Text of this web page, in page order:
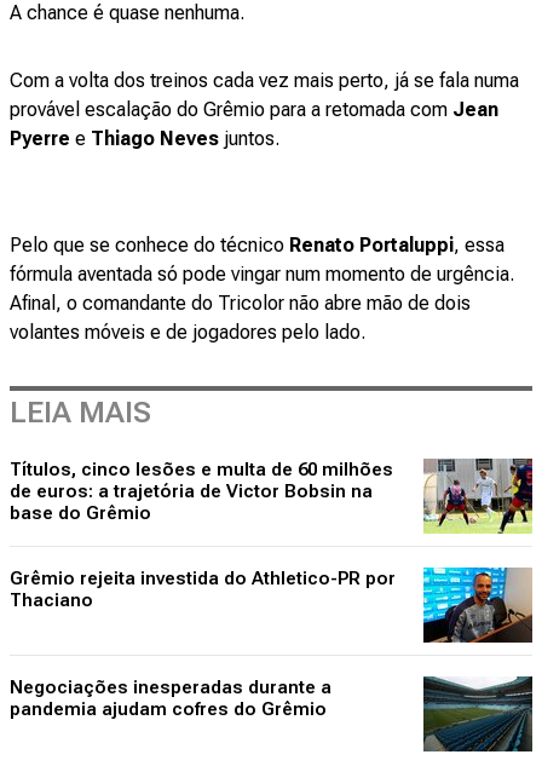
A chance é quase nenhuma.
Com a volta dos treinos cada vez mais perto, já se fala numa
provável escalação do Grêmio para a retomada com Jean
Pyerre e Thiago Neves juntos.
Pelo que se conhece do técnico Renato Portaluppi, essa
fórmula aventada só pode vingar num momento de urgência.
Afinal, o comandante do Tricolor não abre mão de dois
volantes móveis e de jogadores pelo lado.
LEIA MAIS
Títulos, cinco lesões e multa de 60 milhões
de euros: a trajetória de Victor Bobsin na
base do Grêmio
Grêmio rejeita investida do Athletico-PR por
Thaciano
Negociações inesperadas durante a
pandemia ajudam cofres do Grêmio